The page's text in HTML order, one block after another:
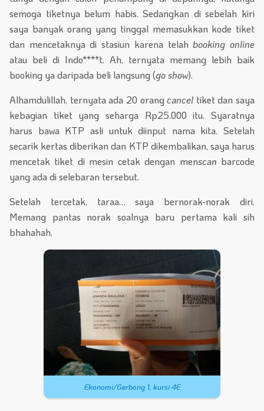
semoga tiketnya belum habis. Sedangkan di sebelah kiri
saya banyak orang yang tinggal memasukkan kode tiket
dan mencetaknya di stasiun karena telah booking online
atau beli di Indo****t. Ah, ternyata memang lebih baik
booking ya daripada beli langsung (go show).
Alhamdulillah, ternyata ada 20 orangcancel tiket dan saya
kebagian tiket yang seharga Rp25.000 itu. Syaratnya
harus bawa KTP asli untuk diinput nama kita. Setelah
secarik kertas diberikan dan KTP dikembalikan, saya harus
mencetak tiket di mesin cetak dengan menscan barcode
yang ada di selebaran tersebut.
Setelah tercetak, taraa… saya bernorak-norak diri.
Memang pantas norak soalnya baru pertama kali sih
bhahahah.
Ekonomi/Gerbong 1, kursi 4E